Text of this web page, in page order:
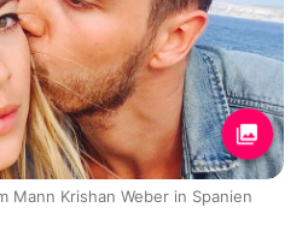
Mann Krishan Weber in Spanien